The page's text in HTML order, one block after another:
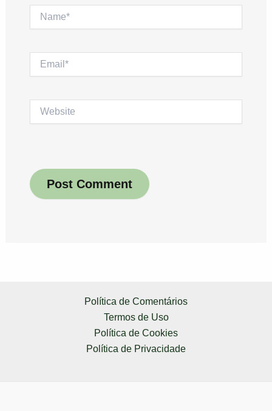
Name*
Email*
Website
Política de Comentários
Termos de Uso
Política de Cookies
Política de Privacidade